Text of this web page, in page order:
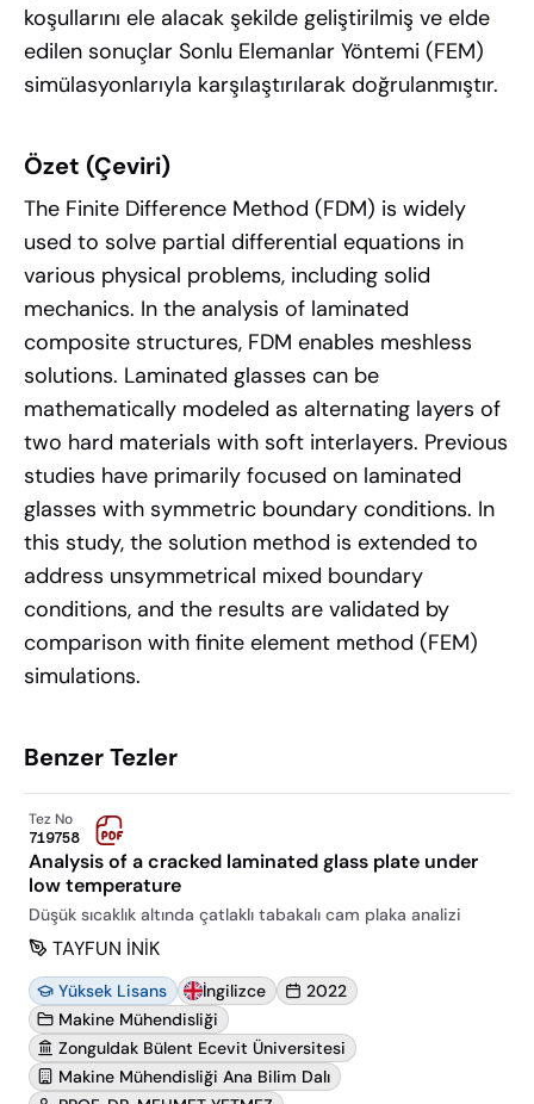
koşullarını ele alacak şekilde geliştirilmiş ve elde
edilen sonuçlar Sonlu Elemanlar Yöntemi (FEM)
simülasyonlarıyla karşılaştırılarak doğrulanmıştır.
Özet (Çeviri)
The Finite Difference Method (FDM) is widely
used to solve partial differential equations in
various physical problems, including solid
mechanics. In the analysis of laminated
composite structures, FDM enables meshless
solutions. Laminated glasses can be
mathematically modeled as alternating layers of
two hard materials with soft interlayers. Previous
studies have primarily focused on laminated
glasses with symmetric boundary conditions. In
this study, the solution method is extended to
address unsymmetrical mixed boundary
conditions, and the results are validated by
comparison with finite element method (FEM)
simulations.
Benzer Tezler
Tez No
719758
Analysis of a cracked laminated glass plate under
low temperature
Düşük sıcaklık altında çatlaklı tabakalı cam plaka analizi
TAYFUN İNİK
Yüksek Lisans İngilizce
2022
Makine Mühendisliği
Zonguldak Bülent Ecevit Üniversitesi
Makine Mühendisliği Ana Bilim Dalı